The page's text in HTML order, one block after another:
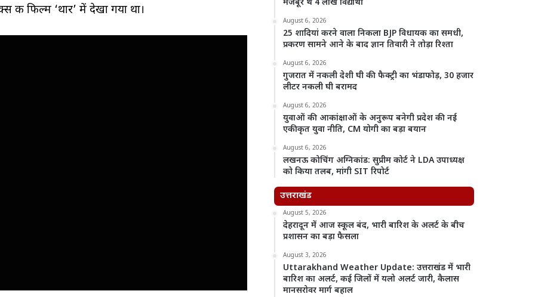
की फिल्म ‘थार’ में देखा गया था।
मजबूर थे 4 लाख विद्यार्थी
August 6, 2026
25 शादियां करने वाला निकला BJP विधायक का समधी,
प्रकरण सामने आने के बाद ज्ञान तिवारी ने तोड़ा रिश्ता
August 6, 2026
गुजरात में नकली देशी घी की फैक्ट्री का भंडाफोड़, 30 हजार
लीटर नकली घी बरामद
August 6, 2026
युवाओं की आकांक्षाओं के अनुरूप बनेगी प्रदेश की नई
एकीकृत युवा नीति, CM योगी का बड़ा बयान
August 6, 2026
लखनऊ कोचिंग अग्निकांड: सुप्रीम कोर्ट ने LDA उपाध्यक्ष
को किया तलब, मांगी SIT रिपोर्ट
उत्तराखंड
August 5, 2026
देहरादून में आज स्कूल बंद, भारी बारिश के अलर्ट के बीच
प्रशासन का बड़ा फैसला
August 3, 2026
Uttarakhand Weather Update: उत्तराखंड में भारी
बारिश का अलर्ट, कई जिलों में यलो अलर्ट जारी, कैलास
मानसरोवर मार्ग बहाल